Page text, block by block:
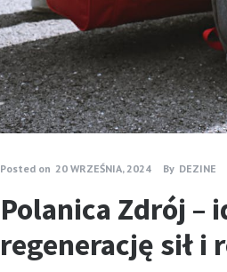
Posted on 20 WRZEŚNIA, 2024 By DEZINE
Polanica Zdrój –
regenerację sił i